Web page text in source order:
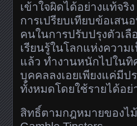
เข้าใจผิดได้อย่างแท้จริ
การเปรียบเทียบข้อเสน
คนในการปรับปรุงตัวเ
เรียนรู้ในโลกแห่งควา
แล้ว ทำงานหนักไปใน
บุคคลลงเอยเพียงแค่มี
ทั้งหมดโดยใช้รายได้อย่
สิทธิ์ตามกฎหมายของไ